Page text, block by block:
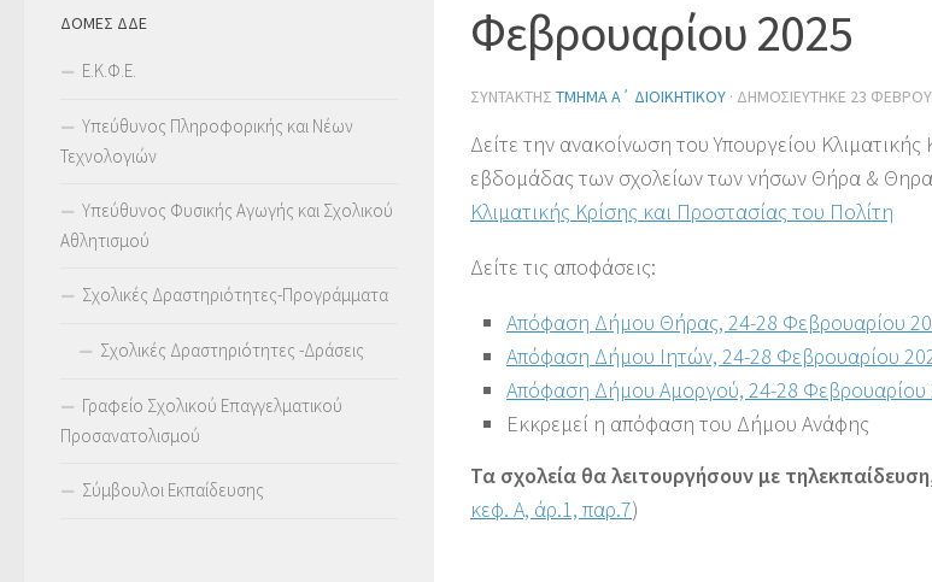
Φεβρουαρίου 2025
ΣΥΝΤΆΚΤΗΣ ΤΜΉΜΑ Α΄ ΔΙΟΙΚΗΤΙΚΟΎ · ΔΗΜΟΣΙΕΎΤΗΚΕ 23
Δείτε την ανακοίνωση του Υπουργείου
εβδομάδας των σχολείων των νήσων Θήρα &
Κλιματικής Κρίσης και Προστασίας του Πολίτη
Δείτε τις αποφάσεις:
Απόφαση Δήμου Θήρας, 24-28 Φεβρουαρίου
Απόφαση Δήμου Ιητών, 24-28 Φεβρουαρίου
Απόφαση Δήμου Αμοργού, 24-28 Φεβρουαρίου
Εκκρεμεί η απόφαση του Δήμου Ανάφης
Τα σχολεία θα λειτουργήσουν με
κεφ. Α, άρ.1, παρ.7)
ΔΟΜΕΣ ΔΔΕ
Ε.Κ.Φ.Ε.
Υπεύθυνος Πληροφορικής και Νέων
Τεχνολογιών
Υπεύθυνος Φυσικής Αγωγής και Σχολικού
Αθλητισμού
Σχολικές Δραστηριότητες-Προγράμματα
Σχολικές Δραστηριότητες -Δράσεις
Γραφείο Σχολικού Επαγγελματικού
Προσανατολισμού
Σύμβουλοι Εκπαίδευσης